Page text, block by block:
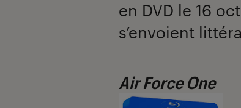
en DVD le 16
s’envoient
Air Force One